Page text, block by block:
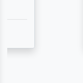
Waarom
September 23,